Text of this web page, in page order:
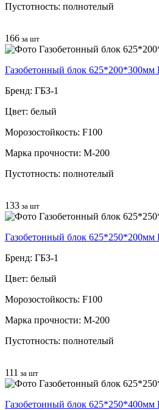
Пустотность: полнотелый
166 за шт
Газобетонный блок 625*200*300мм
Бренд: ГБЗ-1
Цвет: белый
Морозостойкость: F100
Марка прочности: М-200
Пустотность: полнотелый
133 за шт
Газобетонный блок 625*250*200мм
Бренд: ГБЗ-1
Цвет: белый
Морозостойкость: F100
Марка прочности: М-200
Пустотность: полнотелый
111 за шт
Газобетонный блок 625*250*400мм